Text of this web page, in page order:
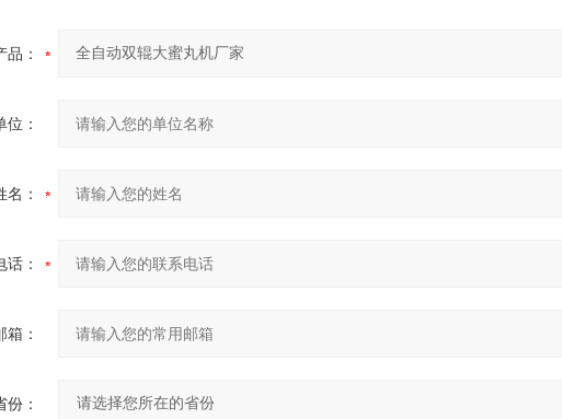
品：
位：
名：
话：
箱：
份：